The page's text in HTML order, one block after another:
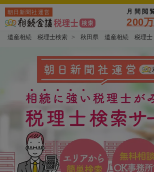
朝日新聞社運営 月間閲
200万
遺産相続 税理士検索 秋田県 遺産相続 税理士